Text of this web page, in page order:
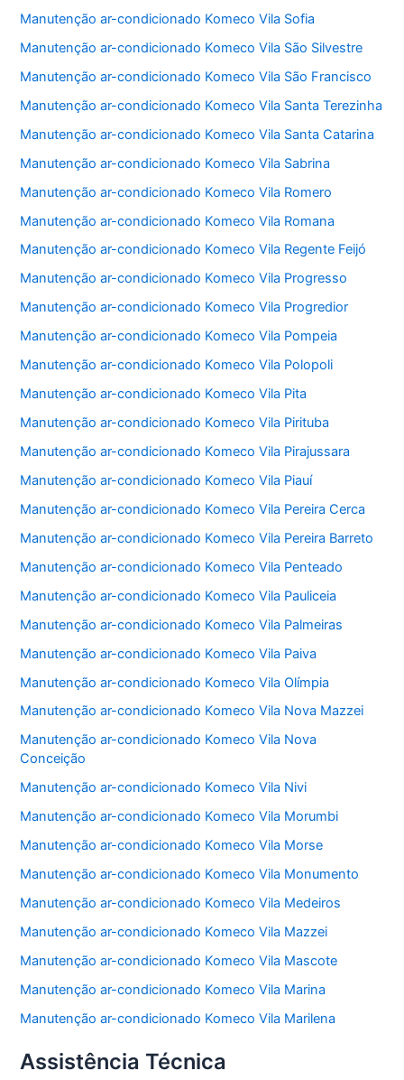
Manutenção ar-condicionado Komeco Vila Sofia
Manutenção ar-condicionado Komeco Vila São Silvestre
Manutenção ar-condicionado Komeco Vila São Francisco
Manutenção ar-condicionado Komeco Vila Santa Terezinha
Manutenção ar-condicionado Komeco Vila Santa Catarina
Manutenção ar-condicionado Komeco Vila Sabrina
Manutenção ar-condicionado Komeco Vila Romero
Manutenção ar-condicionado Komeco Vila Romana
Manutenção ar-condicionado Komeco Vila Regente Feijó
Manutenção ar-condicionado Komeco Vila Progresso
Manutenção ar-condicionado Komeco Vila Progredior
Manutenção ar-condicionado Komeco Vila Pompeia
Manutenção ar-condicionado Komeco Vila Polopoli
Manutenção ar-condicionado Komeco Vila Pita
Manutenção ar-condicionado Komeco Vila Pirituba
Manutenção ar-condicionado Komeco Vila Pirajussara
Manutenção ar-condicionado Komeco Vila Piauí
Manutenção ar-condicionado Komeco Vila Pereira Cerca
Manutenção ar-condicionado Komeco Vila Pereira Barreto
Manutenção ar-condicionado Komeco Vila Penteado
Manutenção ar-condicionado Komeco Vila Pauliceia
Manutenção ar-condicionado Komeco Vila Palmeiras
Manutenção ar-condicionado Komeco Vila Paiva
Manutenção ar-condicionado Komeco Vila Olímpia
Manutenção ar-condicionado Komeco Vila Nova Mazzei
Manutenção ar-condicionado Komeco Vila Nova
Conceição
Manutenção ar-condicionado Komeco Vila Nivi
Manutenção ar-condicionado Komeco Vila Morumbi
Manutenção ar-condicionado Komeco Vila Morse
Manutenção ar-condicionado Komeco Vila Monumento
Manutenção ar-condicionado Komeco Vila Medeiros
Manutenção ar-condicionado Komeco Vila Mazzei
Manutenção ar-condicionado Komeco Vila Mascote
Manutenção ar-condicionado Komeco Vila Marina
Manutenção ar-condicionado Komeco Vila Marilena
Assistência Técnica